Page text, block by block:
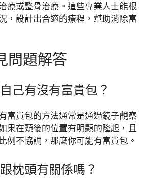
療或整骨治療。這些專業人士能根
，設計出合適的療程，幫助消除富
問題解答
己有沒有富貴包？
富貴包的方法通常是通過鏡子觀察
果在頸後的位置有明顯的隆起，且
例不協調，那麼你可能有富貴包。
枕頭有關係嗎？